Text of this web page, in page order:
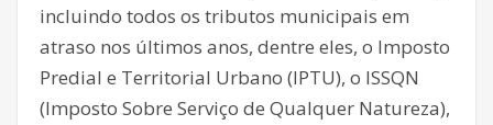
incluindo todos os tributos municipais em
atraso nos últimos anos, dentre eles, o Imposto
Predial e Territorial Urbano (IPTU), o ISSQN
(Imposto Sobre Serviço de Qualquer Natureza),